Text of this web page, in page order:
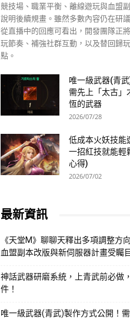
競技場、職業平衡、離線遊玩與血盟
說明後續規畫。雖然多數內容仍在研
從直播中的回應可看出，開發團隊正
玩節奏、補強社群互動，以及替回歸
點。
唯一級武器(青
需先上「太古」
恆的武器
2026/07/28
低成本火妖技能
一招紅技就能輕
心得)
2026/07/02
最新資訊
《天堂M》聊聊天釋出多項調整方
血盟副本改版與新伺服器計畫受矚目
神話武器研磨系統，上青武前必做
件！
唯一級武器(青武)製作方式公開！